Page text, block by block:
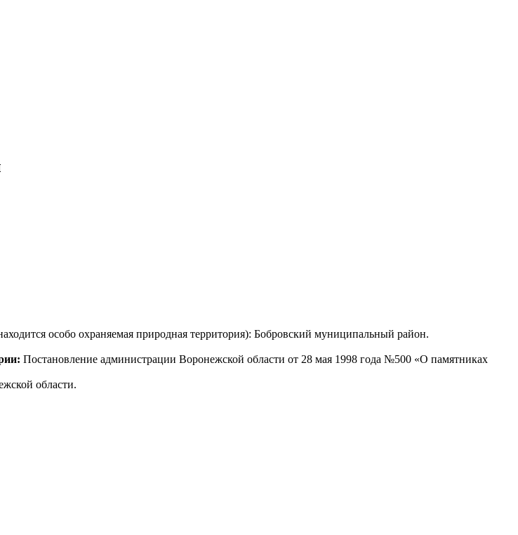
особо охраняемая природная территория): Бобровский муниципальный район.
Постановление администрации Воронежской области от 28 мая 1998 года №500 «О памятниках
области.